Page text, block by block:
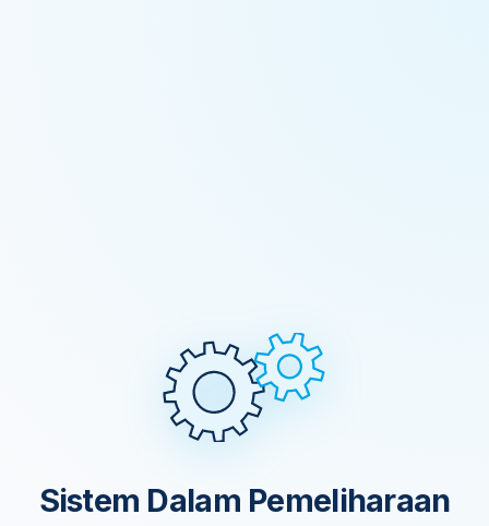
Sistem Dalam Pemeliharaan